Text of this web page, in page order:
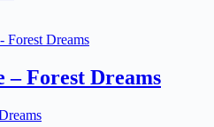
– Forest Dreams